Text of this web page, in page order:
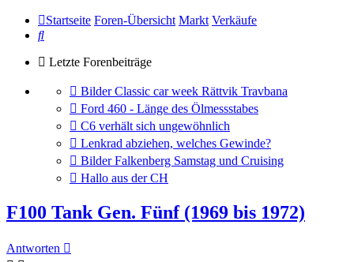
Startseite Foren-Übersicht Markt Verkäufe
Suche
Letzte Forenbeiträge
Gehe
zum
letzten
Beitrag
Bilder Classic car week Rättvik Travbana
Gehe
zum
letzten
Beitrag
Ford 460 - Länge des Ölmessstabes
Gehe
zum
letzten
Beitrag
C6 verhält sich ungewöhnlich
Gehe
zum
letzten
Beitrag
Lenkrad abziehen, welches Gewinde?
Gehe
zum
letzten
Bilder Falkenberg Samstag und Cruising
Gehe
letzten
Beitrag
Hallo aus der CH
F100 Tank Gen. Fünf (1969 bis 1972)
Antworten